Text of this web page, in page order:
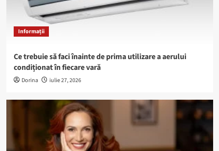
Informații
Ce trebuie să faci înainte de prima utilizare a aerului
condiționat în fiecare vară
Dorina iulie 27, 2026